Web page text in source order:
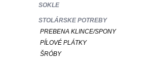
SOKLE
STOLÁRSKE POTREBY
PREBENA KLINCE/SPONY
PÍLOVÉ PLÁTKY
ŠRÓBY